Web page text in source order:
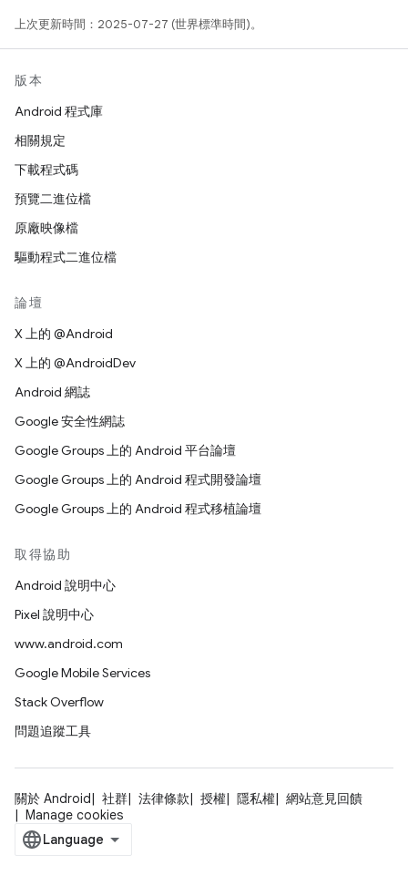
上次更新時間：2025-07-27 (世界標準時間)。
版本
Android 程式庫
相關規定
下載程式碼
預覽二進位檔
原廠映像檔
驅動程式二進位檔
論壇
X 上的 @Android
X 上的 @AndroidDev
Android 網誌
Google 安全性網誌
Google Groups 上的 Android 平台論壇
Google Groups 上的 Android 程式開發論壇
Google Groups 上的 Android 程式移植論壇
取得協助
Android 說明中心
Pixel 說明中心
www.android.com
Google Mobile Services
Stack Overflow
問題追蹤工具
關於 Android 社群 法律條款 授權 隱私權
網站意見回饋
Manage cookies